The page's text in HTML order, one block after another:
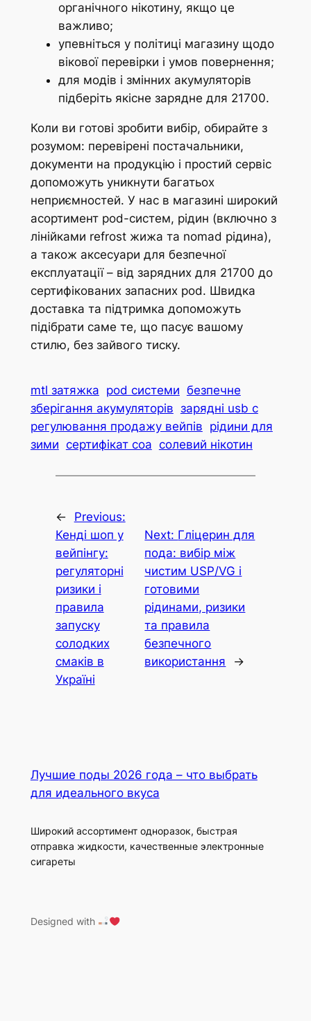
органічного нікотину, якщо це
важливо;
упевніться у політиці магазину щодо
вікової перевірки і умов повернення;
для модів і змінних акумуляторів
підберіть якісне зарядне для 21700.
Коли ви готові зробити вибір, обирайте з
розумом: перевірені постачальники,
документи на продукцію і простий сервіс
допоможуть уникнути багатьох
неприємностей. У нас в магазині широкий
асортимент pod-систем, рідин (включно з
лінійками refrost жижа та nomad рідина),
а також аксесуари для безпечної
експлуатації – від зарядних для 21700 до
сертифікованих запасних pod. Швидка
доставка та підтримка допоможуть
підібрати саме те, що пасує вашому
стилю, без зайвого тиску.
mtl затяжка pod системи безпечне
зберігання акумуляторів зарядні usb c
регулювання продажу вейпів рідини для
зими сертифікат coa солевий нікотин
←
Previous:
Кенді шоп у
вейпінгу:
регуляторні
ризики і
правила
запуску
солодких
смаків в
Україні
Next: Гліцерин для
пода: вибір між
чистим USP/VG і
готовими
рідинами, ризики
та правила
безпечного
використання
→
Лучшие поды 2026 года – что выбрать
для идеального вкуса
Широкий ассортимент одноразок, быстрая
отправка жидкости, качественные электронные
сигареты
Designed with